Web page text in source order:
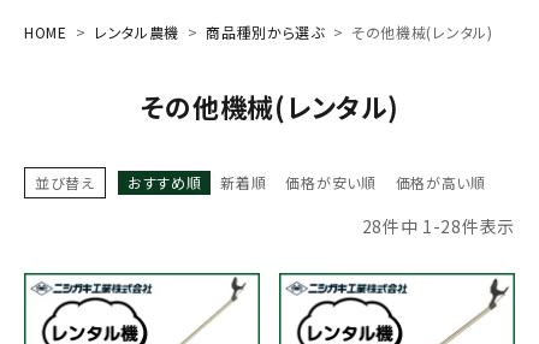
meeting_room ログイン person 会員登録
search
お気に入り一覧
HOME レンタル農機 商品種別から選ぶ その他機械(レンタル)
その他機械(レンタル)
並び替え おすすめ順 新着順 価格が安い順 価格が高い順
28件中 1-28件表示